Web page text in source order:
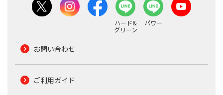
ハード&
グリーン
パワー
お問い合わせ
ご利用ガイド